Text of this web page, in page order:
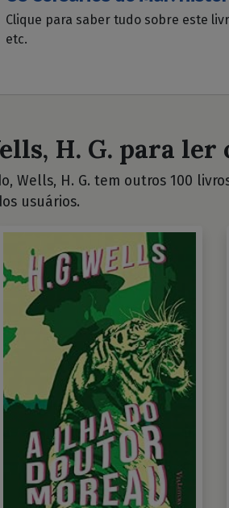
Clique para saber tudo sobre este
etc.
H. G. para ler
Wells, H. G. tem outros 100
usuários.